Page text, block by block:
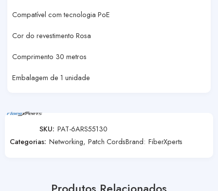
Compatível com tecnologia PoE
Cor do revestimento Rosa
Comprimento 30 metros
Embalagem de 1 unidade
SKU: PAT-6ARS55130
Categorias: Networking, Patch CordsBrand: FiberXperts